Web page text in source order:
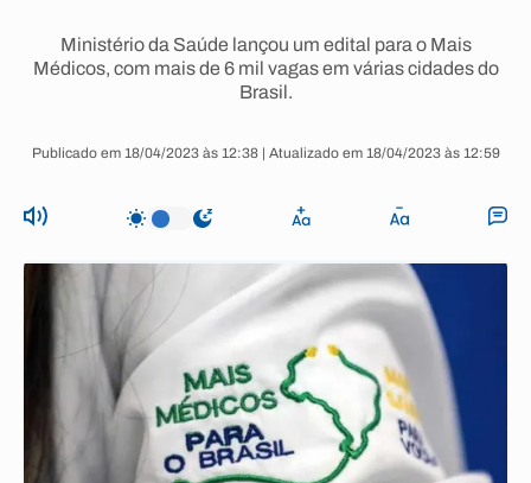
Ministério da Saúde lançou um edital para o Mais
Médicos, com mais de 6 mil vagas em várias cidades do
Brasil.
Publicado em 18/04/2023 às 12:38 | Atualizado em 18/04/2023 às 12:59